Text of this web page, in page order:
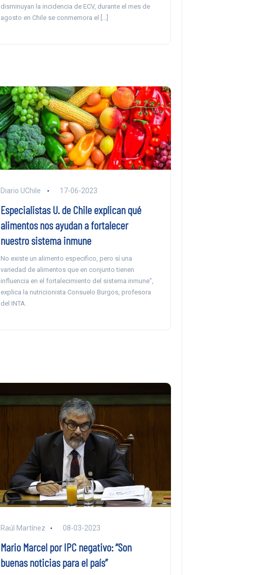
disminuyan la incidencia de ECV, durante el mes de
agosto en Chile se conmemora el […]
Diario UChile 17-06-2023
Especialistas U. de Chile explican qué
alimentos nos ayudan a fortalecer
nuestro sistema inmune
No existe un alimento especifico, pero sí una
variedad de alimentos que en conjunto tienen
influencia en el fortalecimiento del sistema inmune”,
explica la nutricionista Consuelo Burgos, profesora
del INTA.
Raúl Martínez 08-03-2023
Mario Marcel por IPC negativo: “Son
buenas noticias para el país”